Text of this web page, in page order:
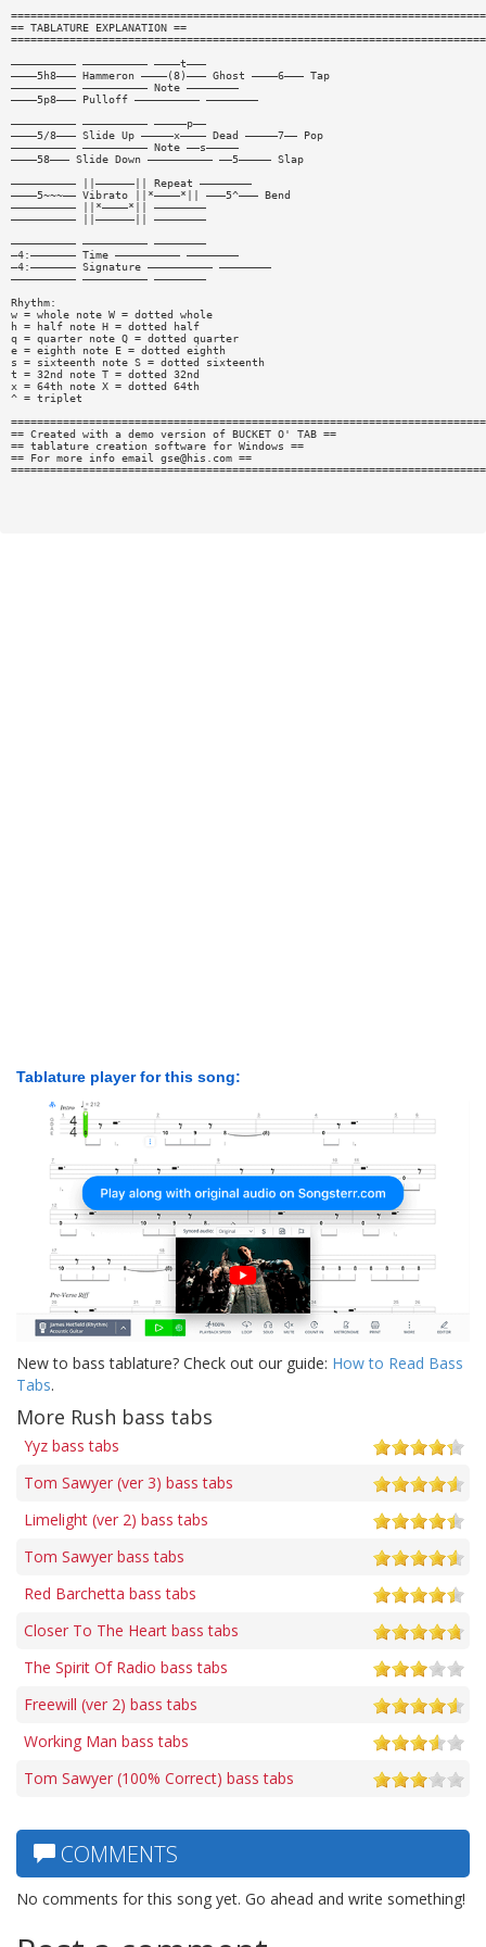
== TABLATURE EXPLANATION ==
—————————— —————————— ————t———
————5h8——— Hammeron ————(8)——— Ghost ————6——— Tap
—————————— —————————— Note ————————
————5p8——— Pulloff —————————— ————————
—————————— —————————— —————p——
————5/8——— Slide Up —————x———— Dead —————7—— Pop
—————————— —————————— Note ——s—————
————58——— Slide Down —————————— ——5————— Slap
—————————— ||——————|| Repeat ————————
————5~~~—— Vibrato ||*————*|| ———5^——— Bend
—————————— ||*————*|| ————————
—————————— ||——————|| ————————
—————————— —————————— ————————
—4:——————— Time —————————— ————————
—4:——————— Signature —————————— ————————
—————————— —————————— ————————
Rhythm:
w = whole note W = dotted whole
h = half note H = dotted half
q = quarter note Q = dotted quarter
e = eighth note E = dotted eighth
s = sixteenth note S = dotted sixteenth
t = 32nd note T = dotted 32nd
x = 64th note X = dotted 64th
^ = triplet
== Created with a demo version of BUCKET O' TAB ==
== tablature creation software for Windows ==
== For more info email gse@his.com==
Tablature player for this song:
New to bass tablature? Check out our guide: How to Read Bass
Tabs.
More Rush bass tabs
Yyz bass tabs
Tom Sawyer (ver 3) bass tabs
Limelight (ver 2) bass tabs
Tom Sawyer bass tabs
Red Barchetta bass tabs
Closer To The Heart bass tabs
The Spirit Of Radio bass tabs
Freewill (ver 2) bass tabs
Working Man bass tabs
Tom Sawyer (100% Correct) bass tabs
COMMENTS
No comments for this song yet. Go ahead and write something!